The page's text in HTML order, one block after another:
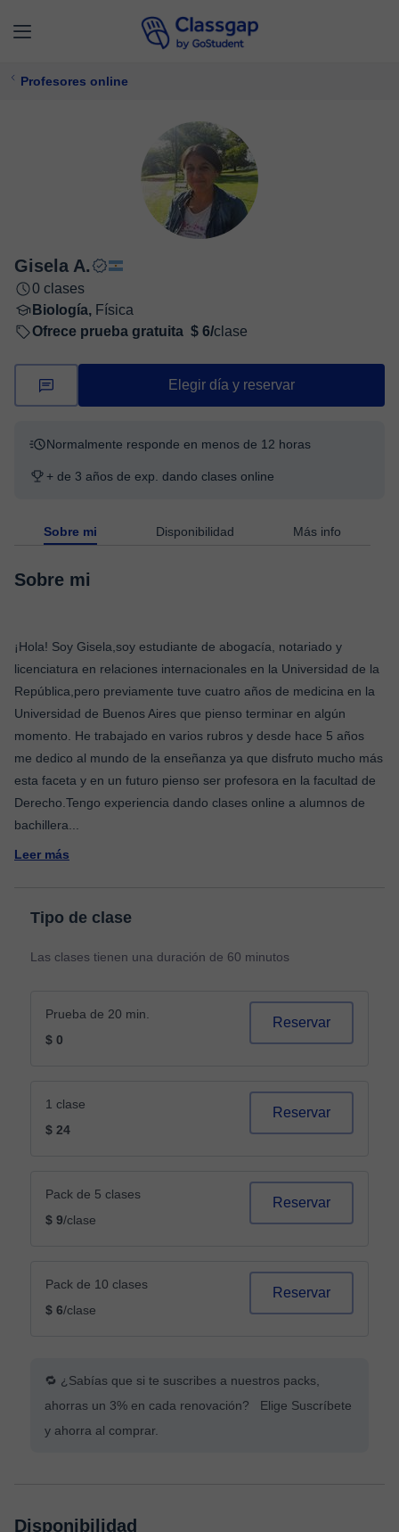
Profesores online
Gisela A.
0 clases
Biología, Física
Ofrece prueba gratuita $ 6/clase
Elegir día y reservar
Normalmente responde en menos de 12 horas
+ de 3 años de exp. dando clases online
Sobre mi Disponibilidad Más info
Sobre mi
¡Hola! Soy Gisela,soy estudiante de abogacía, notariado y
licenciatura en relaciones internacionales en la Universidad de la
República,pero previamente tuve cuatro años de medicina en la
Universidad de Buenos Aires que pienso terminar en algún
momento. He trabajado en varios rubros y desde hace 5 años
me dedico al mundo de la enseñanza ya que disfruto mucho más
esta faceta y en un futuro pienso ser profesora en la facultad de
Derecho.Tengo experiencia dando clases online a alumnos de
bachillera
Leer más
Tipo de clase
Las clases tienen una duración de 60 minutos
Prueba de 20 min.
$ 0
Reservar
1 clase
$ 24
Reservar
Pack de 5 clases
$ 9/clase
Reservar
Pack de 10 clases
$ 6/clase
Reservar
🔁 ¿Sabías que si te suscribes a nuestros packs,
ahorras un 3% en cada renovación? Elige Suscríbete
y ahorra al comprar.
Disponibilidad